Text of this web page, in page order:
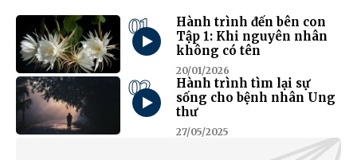
01
Hành trình đến bên con
Tập 1: Khi nguyên nhân
không có tên
20/01/2026
02
Hành trình tìm lại sự
sống cho bệnh nhân Ung
thư
27/05/2025